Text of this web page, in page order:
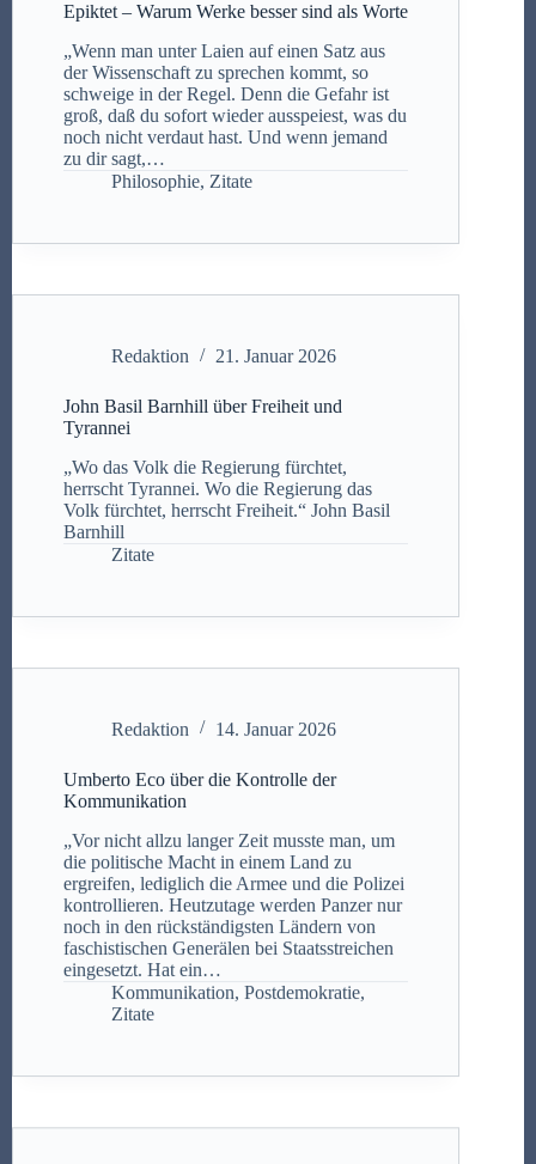
Epiktet – Warum Werke besser sind als Worte
„Wenn man unter Laien auf einen Satz aus
der Wissenschaft zu sprechen kommt, so
schweige in der Regel. Denn die Gefahr ist
groß, daß du sofort wieder ausspeiest, was du
noch nicht verdaut hast. Und wenn jemand
zu dir sagt,…
Philosophie, Zitate
Redaktion 21. Januar 2026
John Basil Barnhill über Freiheit und
Tyrannei
„Wo das Volk die Regierung fürchtet,
herrscht Tyrannei. Wo die Regierung das
Volk fürchtet, herrscht Freiheit.“ John Basil
Barnhill
Zitate
Redaktion 14. Januar 2026
Umberto Eco über die Kontrolle der
Kommunikation
„Vor nicht allzu langer Zeit musste man, um
die politische Macht in einem Land zu
ergreifen, lediglich die Armee und die Polizei
kontrollieren. Heutzutage werden Panzer nur
noch in den rückständigsten Ländern von
faschistischen Generälen bei Staatsstreichen
eingesetzt. Hat ein…
Kommunikation, Postdemokratie,
Zitate